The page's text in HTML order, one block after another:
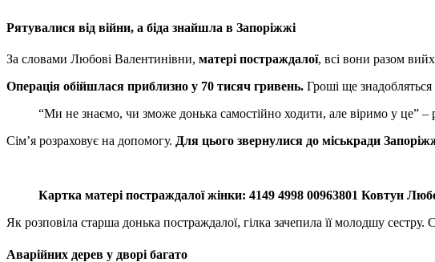
Рятувалися від війни, а біда знайшла в Запоріжжі
За словами Любові Валентинівни, матері постраждалої, всі вони разом
Операція обійшлася приблизно у 70 тисяч гривень. Гроші ще знадобляться
“Ми не знаємо, чи зможе донька самостійно ходити, але віримо у це” –
Сім’я розраховує на допомогу. Для цього звернулися до міськради
Картка матері постраждалої жінки: 4149 4998 00963801 Ковтун
Як розповіла старша донька постраждалої, гілка зачепила її молодшу
Аварійних дерев у дворі багато